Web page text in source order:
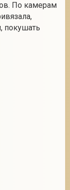
По камерам
покушать